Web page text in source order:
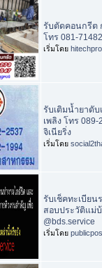
รับตัดคอนกรีต
โทร 081-
เริ่มโดย
รับเติมน้ำยาดั
เพลิง โทร
จิเนียริ่ง
เริ่มโดย
รับเช็คทะเบียน
สอบประวัติแม่บ้
@bds.service
เริ่มโดย